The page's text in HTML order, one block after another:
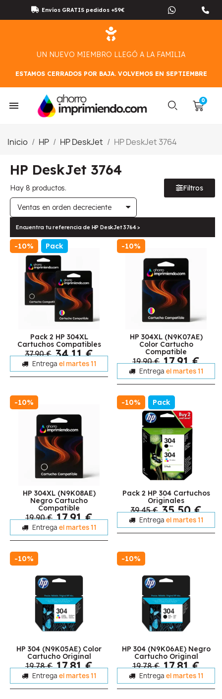
Envíos GRATIS pedidos +59€
UN NUEVO MIEMBRO LLEGÓ A LA FAMILIA
ESTAMOS CERRADOS POR BAJA. VOLVEMOS EN SEPTIEMBRE
Inicio HP HP DeskJet HP DeskJet 3764
HP DeskJet 3764
Hay 8 productos. Filtros
Encuentra tu referencia de HP DeskJet 3764 >
-10% Pack
Pack 2 HP 304XL
Cartuchos Compatibles
37,90 € 34,11 €
Entrega el martes 11
-10%
HP 304XL (N9K07AE)
Color Cartucho
Compatible
19,90 € 17,91 €
Entrega el martes 11
-10%
HP 304XL (N9K08AE)
Negro Cartucho
Compatible
19,90 € 17,91 €
Entrega el martes 11
-10% Pack
Pack 2 HP 304 Cartuchos
Originales
39,45 € 35,50 €
Entrega el martes 11
-10%
HP 304 (N9K05AE) Color
Cartucho Original
19,78 € 17,81 €
Entrega el martes 11
-10%
HP 304 (N9K06AE) Negro
Cartucho Original
19,78 € 17,81 €
Entrega el martes 11